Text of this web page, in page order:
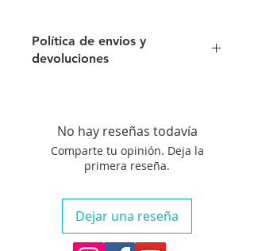
Política de envios y
devoluciones
concepto de transporte.
Si no queda satisfecho con su
compra aceptamos su devolución
haya sido manipulado y siempre
que nos avise en un plazo máximo
No hay reseñas todavía
Comparte tu opinión. Deja la
primera reseña.
Dejar una reseña